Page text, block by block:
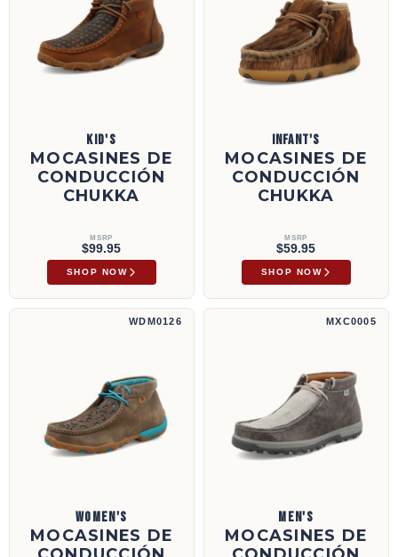
KID'S
MOCASINES DE
CONDUCCIÓN
CHUKKA
MSRP
$99.95
SHOP NOW
INFANT'S
MOCASINES DE
CONDUCCIÓN
CHUKKA
MSRP
$59.95
SHOP NOW
Mocasines de conducción Chukka | WDM0126
WDM0126
WOMEN'S
MOCASINES DE
Mocasines de conducción Chukka |
MXC0005
MEN'S
MOCASINES DE